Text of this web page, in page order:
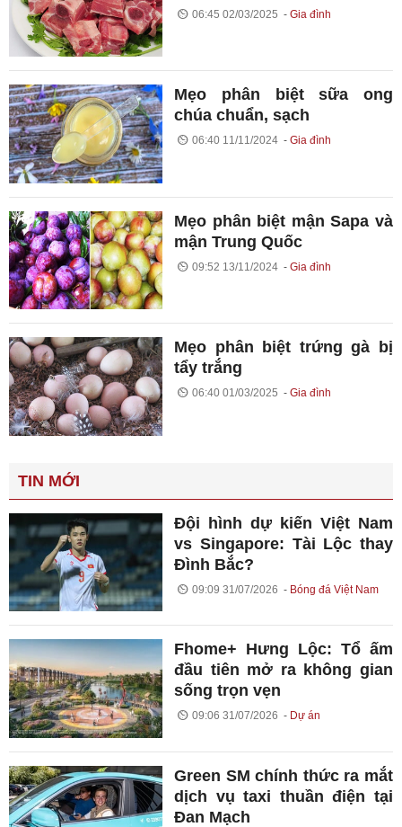
06:45 02/03/2025 Gia đình
Mẹo phân biệt sữa ong
chúa chuẩn, sạch
06:40 11/11/2024 Gia đình
Mẹo phân biệt mận Sapa và
mận Trung Quốc
09:52 13/11/2024 Gia đình
Mẹo phân biệt trứng gà bị
tẩy trắng
06:40 01/03/2025 Gia đình
TIN MỚI
Đội hình dự kiến Việt Nam
vs Singapore: Tài Lộc thay
Đình Bắc?
09:09 31/07/2026 Bóng đá Việt Nam
Fhome+ Hưng Lộc: Tổ ấm
đầu tiên mở ra không gian
sống trọn vẹn
09:06 31/07/2026 Dự án
Green SM chính thức ra mắt
dịch vụ taxi thuần điện tại
Đan Mạch